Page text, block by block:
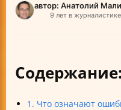
автор: Анатолий
9 лет в журналистике
Содержание:
1. Что означают